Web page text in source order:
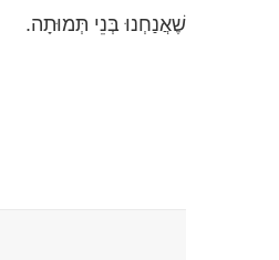
שֶׁאֲנַחְנוּ בְּנֵי תְּמוּתָה.